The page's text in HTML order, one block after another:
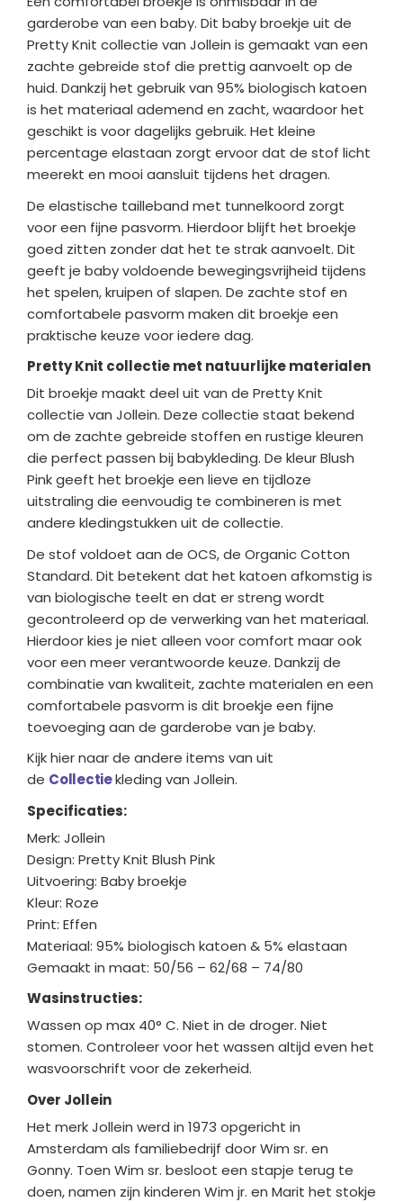
garderobe van een baby. Dit baby broekje uit de
Pretty Knit collectie van Jollein is gemaakt van een
zachte gebreide stof die prettig aanvoelt op de
huid. Dankzij het gebruik van 95% biologisch katoen
is het materiaal ademend en zacht, waardoor het
geschikt is voor dagelijks gebruik. Het kleine
percentage elastaan zorgt ervoor dat de stof licht
meerekt en mooi aansluit tijdens het dragen.
De elastische tailleband met tunnelkoord zorgt
voor een fijne pasvorm. Hierdoor blijft het broekje
goed zitten zonder dat het te strak aanvoelt. Dit
geeft je baby voldoende bewegingsvrijheid tijdens
het spelen, kruipen of slapen. De zachte stof en
comfortabele pasvorm maken dit broekje een
praktische keuze voor iedere dag.
Pretty Knit collectie met natuurlijke materialen
Dit broekje maakt deel uit van de Pretty Knit
collectie van Jollein. Deze collectie staat bekend
om de zachte gebreide stoffen en rustige kleuren
die perfect passen bij babykleding. De kleur Blush
Pink geeft het broekje een lieve en tijdloze
uitstraling die eenvoudig te combineren is met
andere kledingstukken uit de collectie.
De stof voldoet aan de OCS, de Organic Cotton
Standard. Dit betekent dat het katoen afkomstig is
van biologische teelt en dat er streng wordt
gecontroleerd op de verwerking van het materiaal.
Hierdoor kies je niet alleen voor comfort maar ook
voor een meer verantwoorde keuze. Dankzij de
combinatie van kwaliteit, zachte materialen en een
comfortabele pasvorm is dit broekje een fijne
toevoeging aan de garderobe van je baby.
Kijk hier naar de andere items van uit
de Collectiekleding van Jollein.
Specificaties:
Merk: Jollein
Design: Pretty Knit Blush Pink
Uitvoering: Baby broekje
Kleur: Roze
Print: Effen
Materiaal: 95% biologisch katoen & 5% elastaan
Gemaakt in maat: 50/56 – 62/68 – 74/80
Wasinstructies:
Wassen op max 40° C. Niet in de droger. Niet
stomen. Controleer voor het wassen altijd even het
wasvoorschrift voor de zekerheid.
Over Jollein
Het merk Jollein werd in 1973 opgericht in
Amsterdam als familiebedrijf door Wim sr. en
Gonny. Toen Wim sr. besloot een stapje terug te
doen, namen zijn kinderen Wim jr. en Marit het stokje